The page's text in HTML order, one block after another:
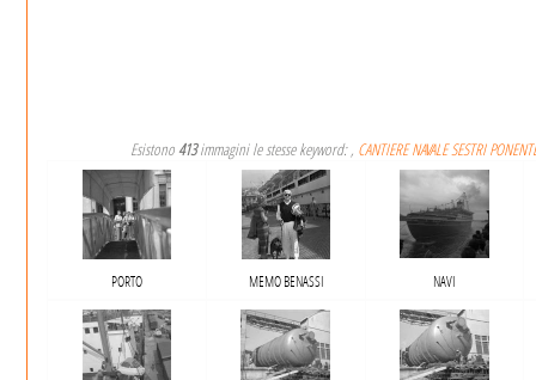
Esistono 413immagini le stesse keyword: , CANTIERE NAVALE SESTRI
PORTO MEMO BENASSI NAVI